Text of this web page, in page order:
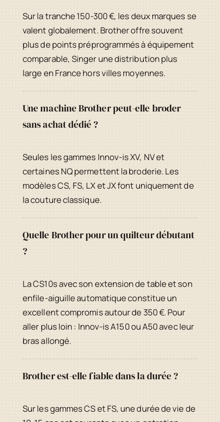
Sur la tranche 150-300 €, les deux marques se
valent globalement. Brother offre souvent
plus de points préprogrammés à équipement
comparable, Singer une distribution plus
large en France hors villes moyennes.
Une machine Brother peut-elle broder
sans achat dédié ?
Seules les gammes Innov-is XV, NV et
certaines NQ permettent la broderie. Les
modèles CS, FS, LX et JX font uniquement de
la couture classique.
Quelle Brother pour un quilteur débutant
?
La CS10s avec son extension de table et son
enfile-aiguille automatique constitue un
excellent compromis autour de 350 €. Pour
aller plus loin : Innov-is A150 ou A50 avec leur
bras allongé.
Brother est-elle fiable dans la durée ?
Sur les gammes CS et FS, une durée de vie de